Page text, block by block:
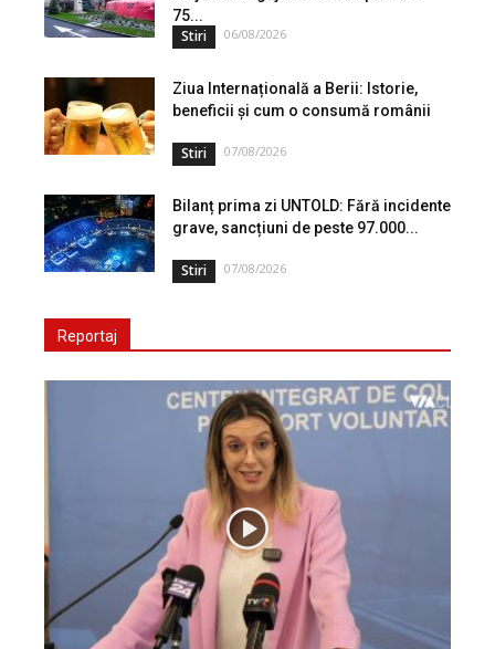
75...
Stiri 06/08/2026
Ziua Internațională a Berii: Istorie,
beneficii și cum o consumă românii
Stiri 07/08/2026
Bilanț prima zi UNTOLD: Fără incidente
grave, sancțiuni de peste 97.000...
Stiri 07/08/2026
Reportaj